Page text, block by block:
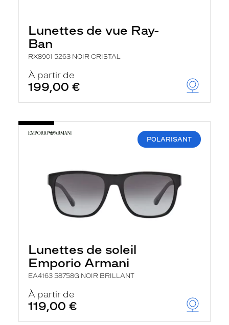
Lunettes de vue Ray-
Ban
RX8901 5263 NOIR CRISTAL
À partir de
199,00 €
POLARISANT
Lunettes de soleil
Emporio Armani
EA4163 58758G NOIR BRILLANT
À partir de
119,00 €